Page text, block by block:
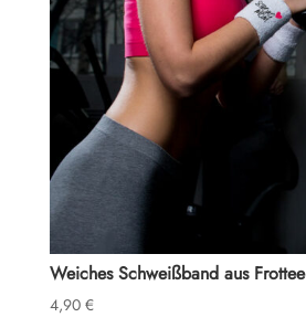
Weiches Schweißband aus Frottee
4,90 €